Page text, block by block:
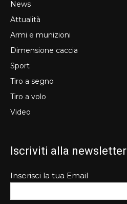
News
Attualità
Armi e munizioni
Dimensione caccia
Sport
Tiro a segno
Tiro a volo
Video
Iscriviti alla newsletter
Inserisci la tua Email